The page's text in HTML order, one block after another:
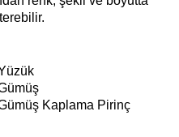
Kaplama Pirinç